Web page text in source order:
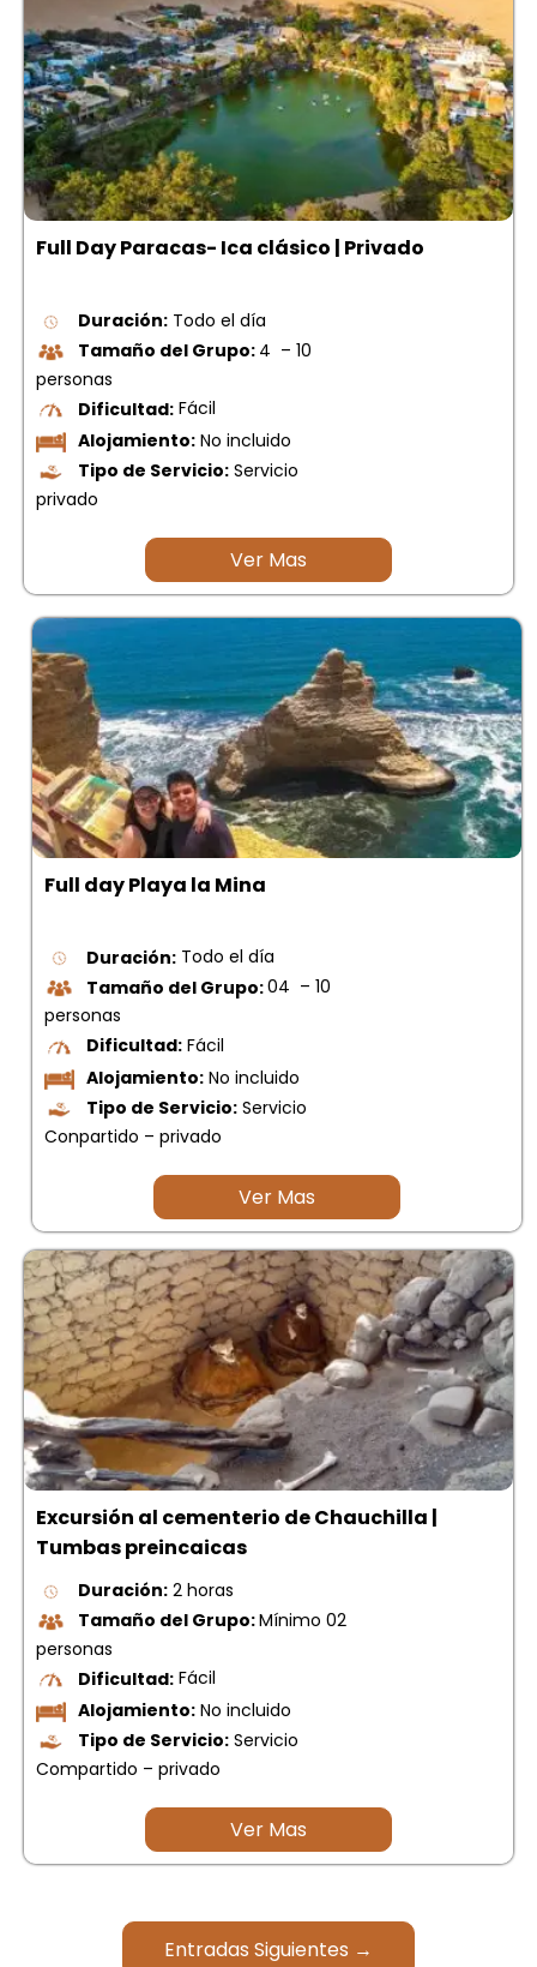
Full Day Paracas- Ica clásico | Privado
Duración: Todo el día
Tamaño del Grupo: 4 – 10
personas
Dificultad: Fácil
Alojamiento: No incluido
Tipo de Servicio: Servicio
privado
Ver Mas
Full day Playa la Mina
Duración: Todo el día
Tamaño del Grupo:04 – 10
personas
Dificultad: Fácil
Alojamiento: No incluido
Tipo de Servicio: Servicio
Conpartido – privado
Ver Mas
Excursión al cementerio de Chauchilla |
Tumbas preincaicas
Duración: 2 horas
Tamaño del Grupo:Mínimo 02
personas
Dificultad: Fácil
Alojamiento: No incluido
Tipo de Servicio: Servicio
Compartido – privado
Ver Mas
Entradas Siguientes →